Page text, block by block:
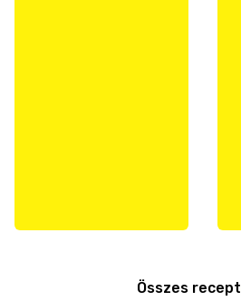
Összes recept